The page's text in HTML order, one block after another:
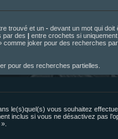
trouvé et un - devant un mot qui doit
par des | entre crochets si
joker pour des recherches
pour des recherches partielles.
le(s)quel(s) vous souhaitez
inclus si vous ne désactivez pas